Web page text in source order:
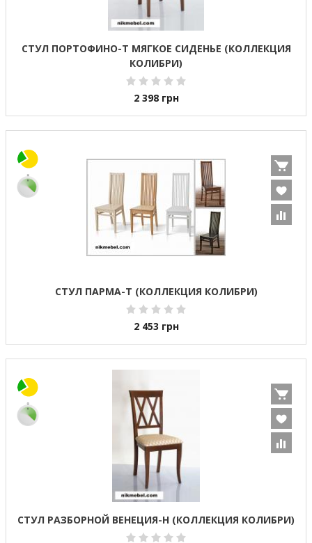
СТУЛ ПОРТОФИНО-Т МЯГКОЕ СИДЕНЬЕ (КОЛЛЕКЦИЯ
КОЛИБРИ)
2 398 грн
СТУЛ ПАРМА-Т (КОЛЛЕКЦИЯ КОЛИБРИ)
2 453 грн
СТУЛ РАЗБОРНОЙ ВЕНЕЦИЯ-Н (КОЛЛЕКЦИЯ КОЛИБРИ)